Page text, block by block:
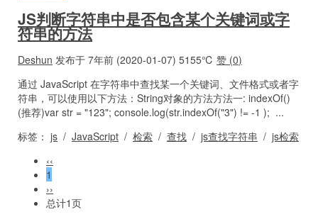
JS判断字符串中是否包含某个关键词或字
符串的方法
Deshun 发布于 7年前 (2020-01-07) 5155℃ 赞 (0)
通过 JavaScript 在字符串中查找某一个关键词、文件格式或者字
符串，可以使用以下方法：String对象的方法方法一: indexOf()
(推荐)var str = "123"; console.log(str.indexOf("3") != -1 ); ...
标签： js / JavaScript / 检索 / 查找 / js查找字符串 / js检索
‹‹
1
››
总计1页